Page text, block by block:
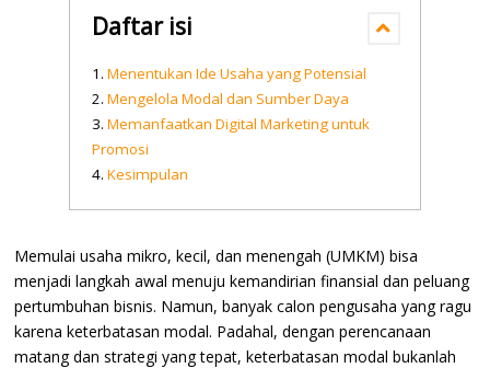
Daftar isi
Menentukan Ide Usaha yang Potensial
Mengelola Modal dan Sumber Daya
Memanfaatkan Digital Marketing untuk
Promosi
Kesimpulan
Memulai usaha mikro, kecil, dan menengah (UMKM) bisa
menjadi langkah awal menuju kemandirian finansial dan peluang
pertumbuhan bisnis. Namun, banyak calon pengusaha yang ragu
karena keterbatasan modal. Padahal, dengan perencanaan
matang dan strategi yang tepat, keterbatasan modal bukanlah